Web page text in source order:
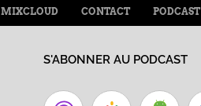
MIXCLOUD CONTACT PODCAST
S'ABONNER AU PODCAST